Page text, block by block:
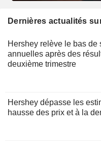
Dernières actualités
Hershey relève le bas
annuelles après des
deuxième trimestre
Hershey dépasse les
hausse des prix et à la